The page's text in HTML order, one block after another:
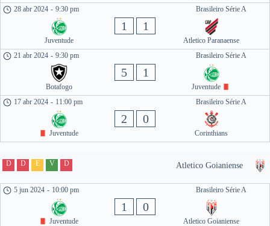
Brasileiro Série A
28 abr 2024 - 9:30 pm
Juventude
1 1
Atletico Paranaense
Brasileiro Série A
21 abr 2024 - 9:30 pm
Botafogo
5 1
Juventude
Brasileiro Série A
17 abr 2024 - 11:00 pm
Juventude
2 0
Corinthians
Atletico Goianiense
D D E V D
Brasileiro Série A
5 jun 2024 - 10:00 pm
Juventude
1 0
Atletico Goianiense